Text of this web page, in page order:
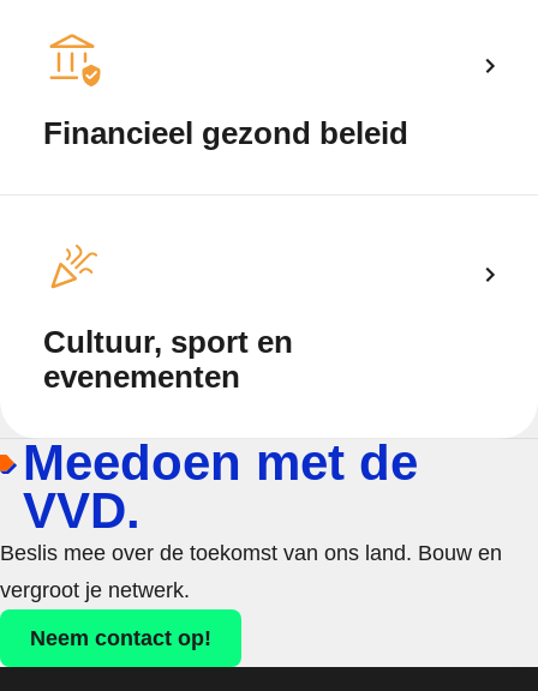
Financieel gezond beleid
Cultuur, sport en
evenementen
Meedoen met de
VVD.
Beslis mee over de toekomst van ons land. Bouw en
vergroot je netwerk.
Neem contact op!